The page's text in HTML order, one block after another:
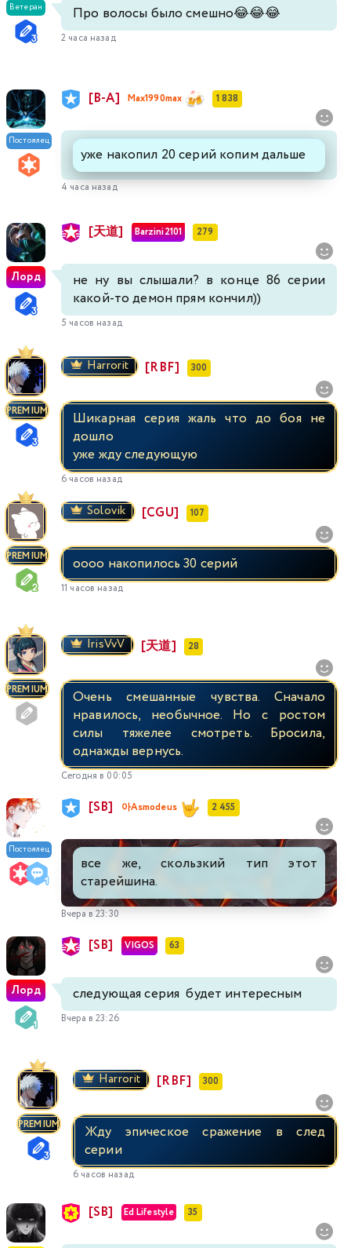
Ветеран Про волосы было смешно😂😂😂
2 часа назад
Постоялец
[В-А] Max1990max 1 838
уже накопил 20 серий копим дальше
4 часа назад
Лорд
[天道] Barzini2101 279
не ну вы слышали? в конце 86 серии
какой-то демон прям кончил))
5 часов назад
PREMIUM
Harrorit [RBF] 300
Шикарная серия жаль что до боя не
дошло
уже жду следующую
6 часов назад
PREMIUM
Solovik [CGU] 107
оооо накопилось 30 серий
11 часов назад
PREMIUM
IrisVvV [天道] 28
Очень смешанные чувства. Сначало
нравилось, необычное. Но с ростом
силы тяжелее смотреть. Бросила,
однажды вернусь.
Сегодня в 00:05
Постоялец
[SB] 아Asmodeus 2 455
все же, скользкий тип этот
старейшина.
Вчера в 23:30
Лорд
[SB] VIGOS 63
следующая серия будет интересным
Вчера в 23:26
PREMIUM
Harrorit [RBF] 300
Жду эпическое сражение в след
серии
6 часов назад
[SB] Ed Lifestyle 35